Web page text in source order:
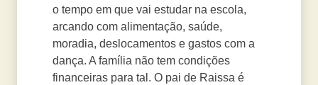
o tempo em que vai estudar na escola,
arcando com alimentação, saúde,
moradia, deslocamentos e gastos com a
dança. A família não tem condições
financeiras para tal. O pai de Raissa é